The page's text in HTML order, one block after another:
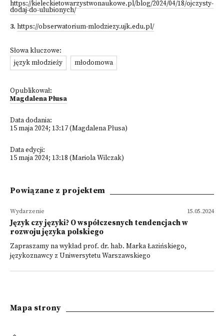
https://kieleckietowarzystwonaukowe.pl/blog/2024/04/18/ojczysty-
dodaj-do-ulubionych/
3. https://obserwatorium-mlodziezy.ujk.edu.pl/
Słowa kluczowe:
język młodzieży
młodomowa
Opublikował:
Magdalena Płusa
Data dodania:
15 maja 2024; 13:17 (Magdalena Płusa)
Data edycji:
15 maja 2024; 13:18 (Mariola Wilczak)
Powiązane z projektem
15.05.2024
Wydarzenie
Język czy języki? O współczesnych tendencjach w
rozwoju języka polskiego
Zapraszamy na wykład prof. dr. hab. Marka Łazińskiego,
językoznawcy z Uniwersytetu Warszawskiego
Mapa strony